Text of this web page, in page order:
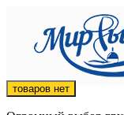
товаров нет